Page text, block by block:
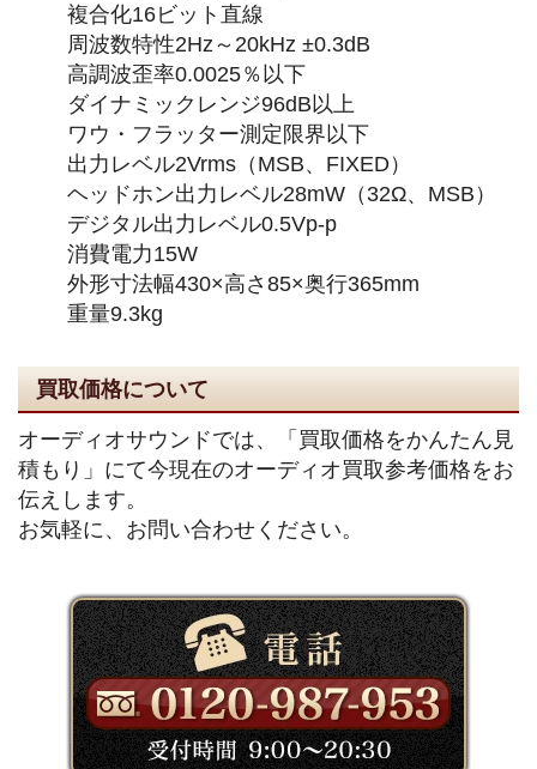
複合化16ビット直線
周波数特性2Hz～20kHz ±0.3dB
高調波歪率0.0025％以下
ダイナミックレンジ96dB以上
ワウ・フラッター測定限界以下
出力レベル2Vrms（MSB、FIXED）
ヘッドホン出力レベル28mW（32Ω、MSB）
デジタル出力レベル0.5Vp-p
消費電力15W
外形寸法幅430×高さ85×奥行365mm
重量9.3kg
買取価格について
オーディオサウンドでは、「買取価格をかんたん見
積もり」にて今現在のオーディオ買取参考価格をお
伝えします。
お気軽に、お問い合わせください。